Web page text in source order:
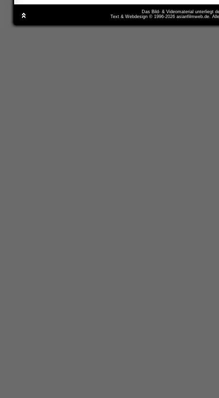
Das Bild- & Videomaterial unterliegt
Text & Webdesign © 1996-2026 asianfilmweb.de.